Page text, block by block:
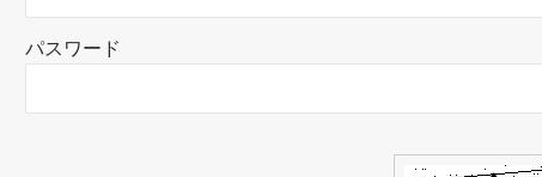
パスワード